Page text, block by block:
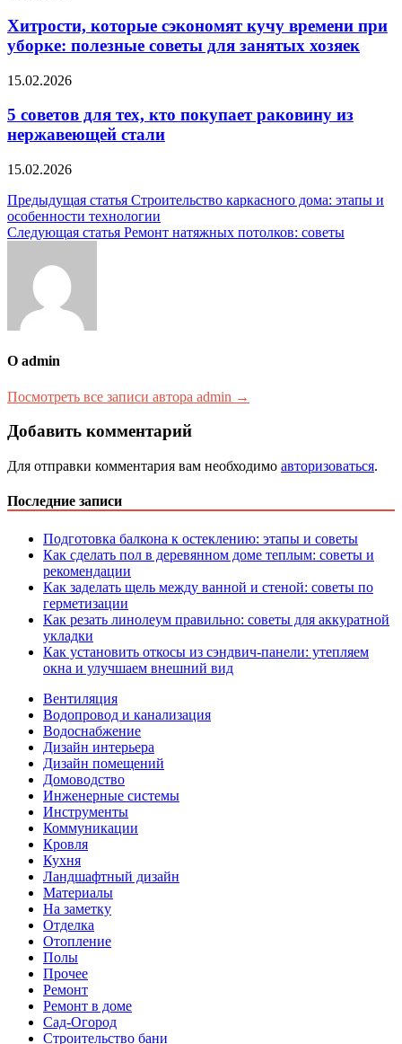
Хитрости, которые сэкономят кучу времени при
уборке: полезные советы для занятых хозяек
15.02.2026
5 советов для тех, кто покупает раковину из
нержавеющей стали
15.02.2026
Навигация
по
Предыдущая статья Строительство каркасного дома: этапы и
особенности технологии
Следующая статья Ремонт натяжных потолков: советы
О admin
Посмотреть все записи автора admin →
Добавить комментарий
Для отправки комментария вам необходимо авторизоваться.
Последние записи
Подготовка балкона к остеклению: этапы и советы
Как сделать пол в деревянном доме теплым: советы и
рекомендации
Как заделать щель между ванной и стеной: советы по
герметизации
Как резать линолеум правильно: советы для аккуратной
укладки
Как установить откосы из сэндвич-панели: утепляем
окна и улучшаем внешний вид
Вентиляция
Водопровод и канализация
Водоснабжение
Дизайн интерьера
Дизайн помещений
Домоводство
Инженерные системы
Инструменты
Коммуникации
Кровля
Кухня
Ландшафтный дизайн
Материалы
На заметку
Отделка
Отопление
Полы
Прочее
Ремонт
Ремонт в доме
Сад-Огород
Строительство бани